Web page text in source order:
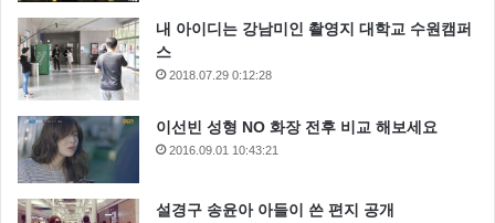
내 아이디는 강남미인 촬영지 대학교 수원캠퍼
스
2018.07.29 0:12:28
이선빈 성형 NO 화장 전후 비교 해보세요
2016.09.01 10:43:21
설경구 송윤아 아들이 쓴 편지 공개